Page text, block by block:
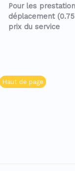
Pour les
déplacement
prix du service
Haut de page